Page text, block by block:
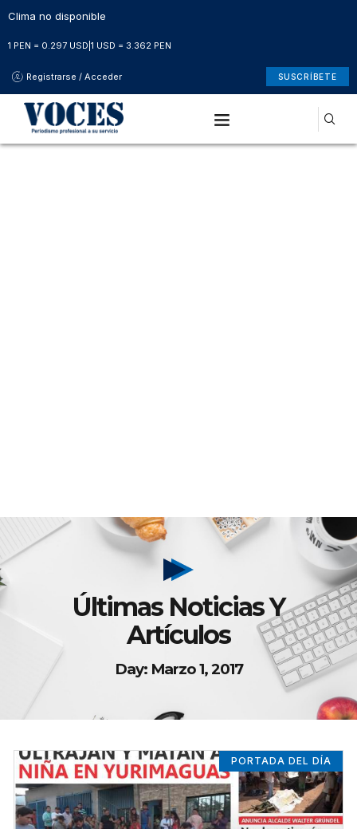
Clima no disponible
1 PEN = 0.297 USD 1 USD = 3.362 PEN
Registrarse / Acceder SUSCRÍBETE
Últimas Noticias Y
Artículos
Day: Marzo 1, 2017
PORTADA DEL DÍA